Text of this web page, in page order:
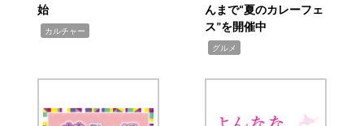
始
カルチャー
んまで“夏のカレーフェ
ス”を開催中
グルメ